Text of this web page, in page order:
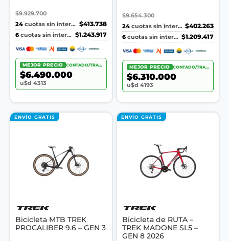
$9.929.700
24 cuotas sin interés
$413.738
6 cuotas sin interés $1.243.917
MEJOR PRECIO CONTADO/TRANSF.
$6.490.000
u$d 4313
$9.654.300
24 cuotas sin interés
$402.263
6 cuotas sin interés $1.209.417
MEJOR PRECIO CONTADO/TRANSF.
$6.310.000
u$d 4193
ENVÍO GRATIS
Bicicleta MTB TREK
PROCALIBER 9.6 – GEN 3
ENVÍO GRATIS
Bicicleta de RUTA –
TREK MADONE SL5 –
GEN 8 2026